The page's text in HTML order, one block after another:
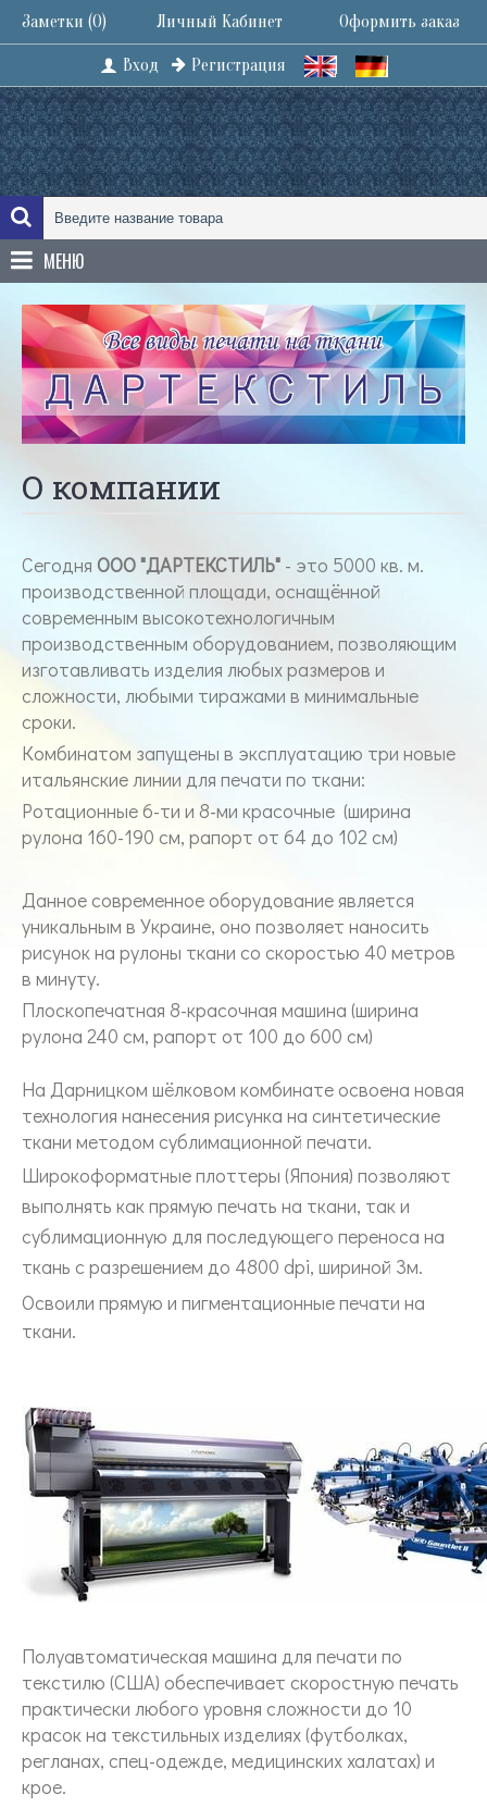
Заметки (0) Личный Кабинет Оформить заказ
Вход Регистрация
МЕНЮ
О компании
Сегодня ООО "ДАРТЕКСТИЛЬ" - это 5000 кв. м.
производственной площади, оснащённой
современным высокотехнологичным
производственным оборудованием, позволяющим
изготавливать изделия любых размеров и
сложности, любыми тиражами в минимальные
сроки.
Комбинатом запущены в эксплуатацию три новые
итальянские линии для печати по ткани:
Pотационные 6-ти и 8-ми красочные (ширина
рулона 160-190 см, рапорт от 64 до 102 см)
Данное современное оборудование является
уникальным в Украине, оно позволяет наносить
рисунок на рулоны ткани со скоростью 40 метров
в минуту.
Плоскопечатная 8-красочная машина (ширина
рулона 240 см, рапорт от 100 до 600 см)
На Дарницком шёлковом комбинате освоена новая
технология нанесения рисунка на синтетические
ткани методом сублимационной печати.
Широкоформатные плоттеры (Япония) позволяют
выполнять как прямую печать на ткани, так и
сублимационную для последующего переноса на
ткань с разрешением до 4800 dpi, шириной 3м.
Освоили прямую и пигментационные печати на
ткани.
Полуавтоматическая машина для печати по
текстилю (США) обеспечивает скоростную печать
практически любого уровня сложности до 10
красок на текстильных изделиях (футболках,
регланах, спец-одежде, медицинских халатах) и
крое.